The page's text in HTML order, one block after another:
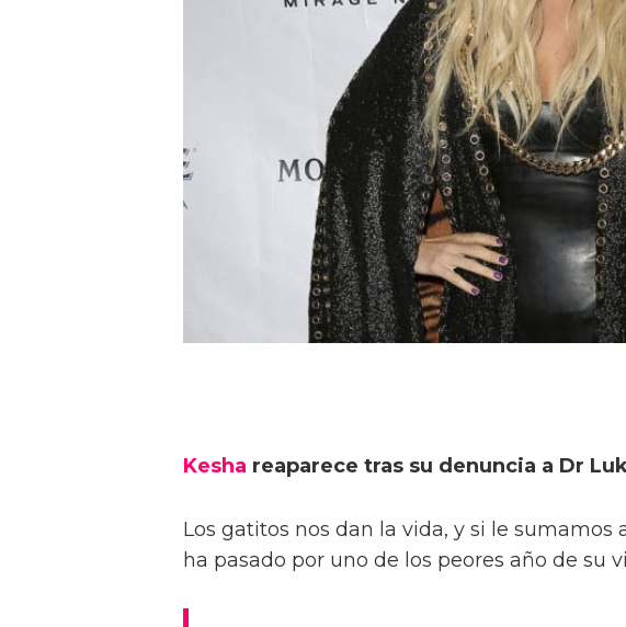
Kesha reaparece tras su denuncia a Dr
Los gatitos nos dan la vida, y si le sumamos
ha pasado por uno de los peores año de su